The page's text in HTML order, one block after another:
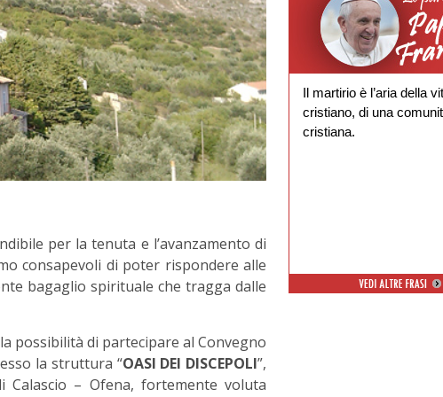
per la tenuta e l’avanzamento di
consapevoli di poter rispondere alle
bagaglio spirituale che tragga dalle
possibilità di partecipare al Convegno
la struttura “OASI DEI DISCEPOLI”,
Calascio – Ofena, fortemente voluta
Il martirio è l’aria della
cristiano, di una
cristiana.